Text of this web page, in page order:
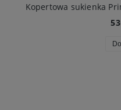
Kopertowa sukienka